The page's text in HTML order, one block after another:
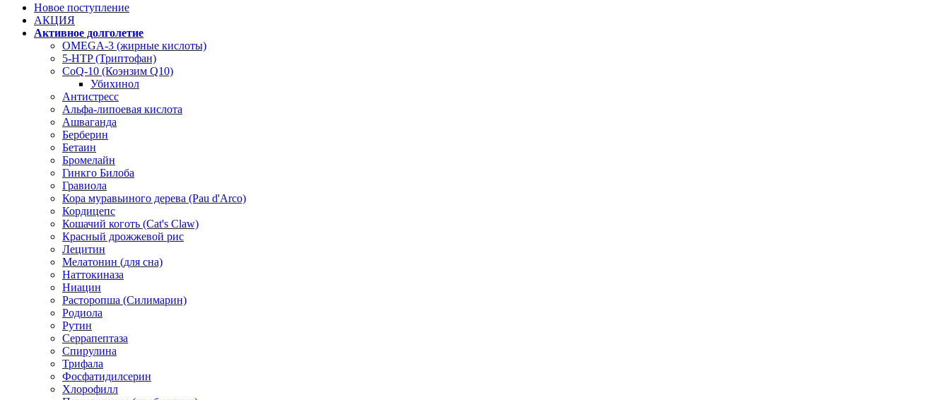
Новое поступление
АКЦИЯ
Активное долголетие
OMEGA-3 (жирные кислоты)
5-HTP (Триптофан)
CoQ-10 (Коэнзим Q10)
Убихинол
Антистресс
Альфа-липоевая кислота
Ашваганда
Берберин
Бетаин
Бромелайн
Гинкго Билоба
Гравиола
Кора муравьиного дерева (Pau d'Arco)
Кордицепс
Кошачий коготь (Cat's Claw)
Красный дрожжевой рис
Лецитин
Мелатонин (для сна)
Наттокиназа
Ниацин
Расторопша (Силимарин)
Родиола
Рутин
Серрапептаза
Спирулина
Трифала
Фосфатидилсерин
Хлорофилл